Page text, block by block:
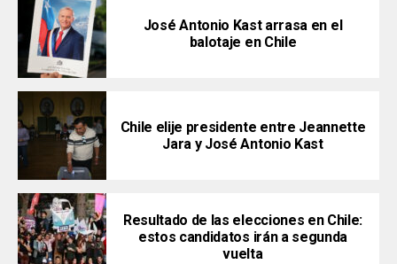
José Antonio Kast arrasa en el
balotaje en Chile
Chile elije presidente entre Jeannette
Jara y José Antonio Kast
Resultado de las elecciones en Chile:
estos candidatos irán a segunda
vuelta